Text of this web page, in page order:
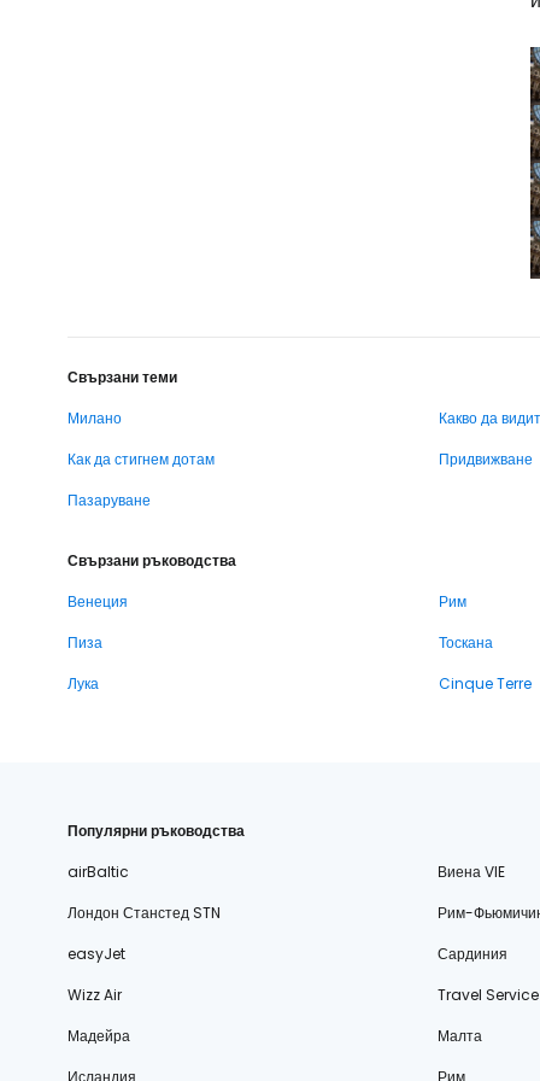
Свързани теми
Милано
Какво да
Как да стигнем дотам
Придвижване
Пазаруване
Свързани ръководства
Венеция
Рим
Пиза
Тоскана
Лука
Cinque Terre
Популярни ръководства
airBaltic
Виена VIE
Лондон Станстед STN
Рим-
easyJet
Сардиния
Wizz Air
Travel Service
Мадейра
Малта
Исландия
Рим